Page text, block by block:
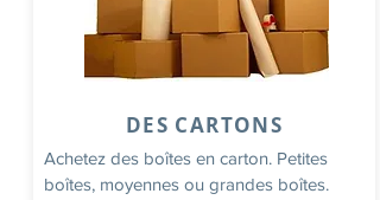
Achetez des boîtes en carton. Petites
boîtes, moyennes ou grandes boîtes.
DES CARTONS